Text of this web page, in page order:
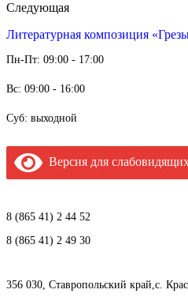
Следующая
Литературная композиция
Пн-Пт: 09:00 - 17:00
Вс: 09:00 - 16:00
Суб: выходной
Версия для
8 (865 41) 2 44 52
8 (865 41) 2 49 30
356 030, Ставропольский край,с.